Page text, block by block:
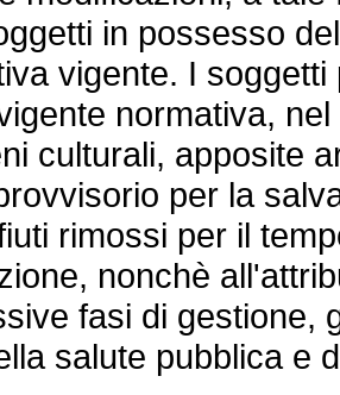
in possesso
vigente. I
normativa,
culturali, apposite
per la
rimossi per il
nonchè
fasi di gestione,
salute pubblica e